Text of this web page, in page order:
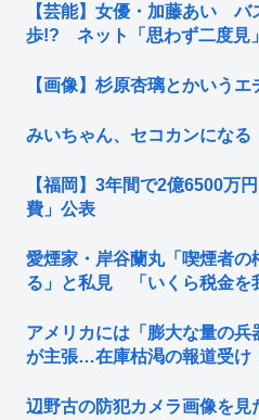
【芸能】女優・加藤あい バ
歩!? ネット「思わず二度見
【画像】杉原杏璃とかいう
みいちゃん、セコカンになる
【福岡】3年間で2億6500万
費」公表
愛煙家・岸谷蘭丸「喫煙者の
る」と私見 「いくら税金を
アメリカには「膨大な量の
が主張…在庫枯渇の報道受け
辺野古の防犯カメラ画像を